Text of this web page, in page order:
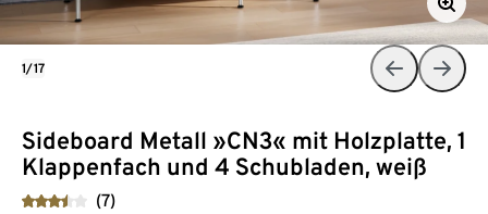
Sideboard Metall »CN3« mit Holzplatte, 1
Klappenfach und 4 Schubladen, weiß
(7)
1/17